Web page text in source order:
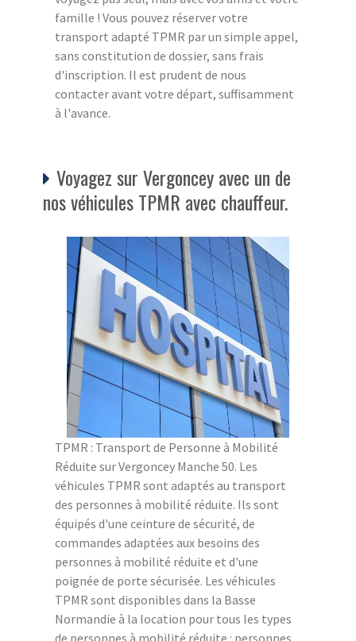
famille ! Vous pouvez réserver votre
transport adapté TPMR par un simple appel,
sans constitution de dossier, sans frais
d'inscription. Il est prudent de nous
contacter avant votre départ, suffisamment
à l'avance.
Voyagez sur Vergoncey avec un de
nos véhicules TPMR avec chauffeur.
TPMR : Transport de Personne à Mobilité
Réduite sur Vergoncey Manche 50. Les
véhicules TPMR sont adaptés au transport
des personnes à mobilité réduite. Ils sont
équipés d'une ceinture de sécurité, de
commandes adaptées aux besoins des
personnes à mobilité réduite et d'une
poignée de porte sécurisée. Les véhicules
TPMR sont disponibles dans la Basse
Normandie à la location pour tous les types
de personnes à mobilité réduite : personnes